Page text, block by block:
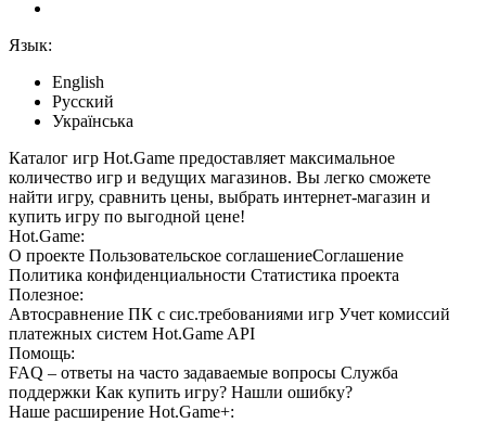
Язык:
English
Русский
Українська
Каталог игр Hot.Game предоставляет максимальное
количество игр и ведущих магазинов. Вы легко сможете
найти игру, сравнить цены, выбрать интернет-магазин и
купить игру по выгодной цене!
Hot.Game:
О проекте Пользовательское соглашениеСоглашение
Политика конфиденциальности Статистика проекта
Полезное:
Автосравнение ПК с сис.требованиями игр Учет комиссий
платежных систем Hot.Game API
Помощь:
FAQ – ответы на часто задаваемые вопросы Служба
поддержки Как купить игру? Нашли ошибку?
Наше расширение Hot.Game+: